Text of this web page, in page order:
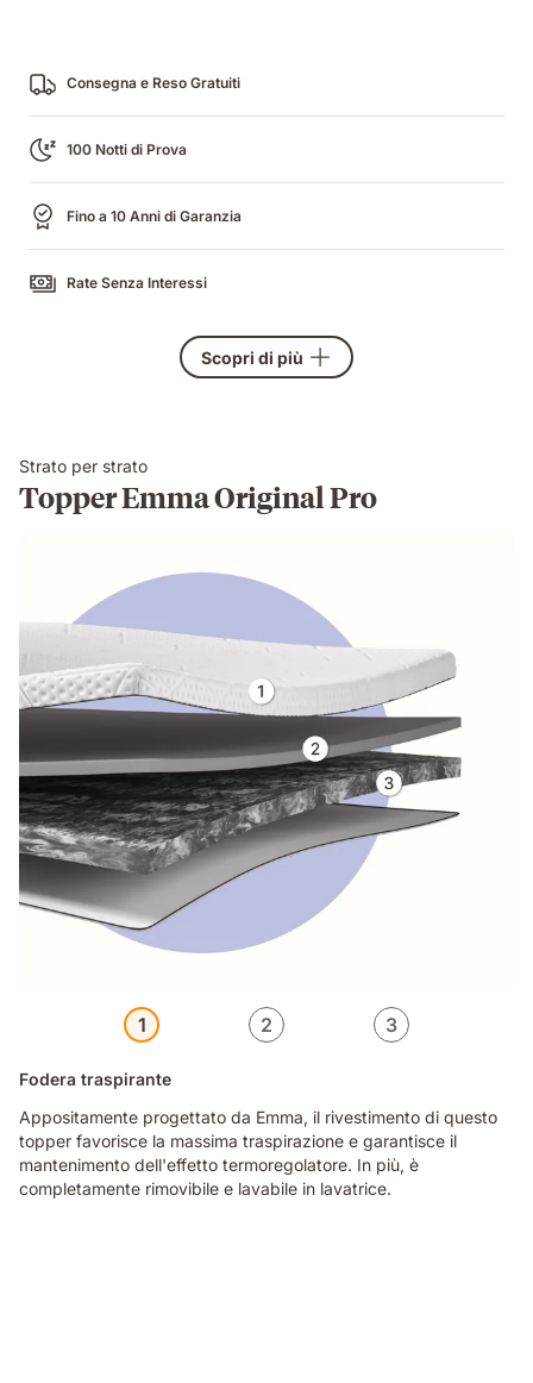
Consegna e Reso Gratuiti
100 Notti di Prova
Fino a 10 Anni di Garanzia
Rate Senza Interessi
Scopri di più
Strato per strato
Topper Emma Original Pro
1 2 3
Fodera traspirante
Appositamente progettato da Emma, il rivestimento di questo
topper favorisce la massima traspirazione e garantisce il
mantenimento dell'effetto termoregolatore. In più, è
completamente rimovibile e lavabile in lavatrice.